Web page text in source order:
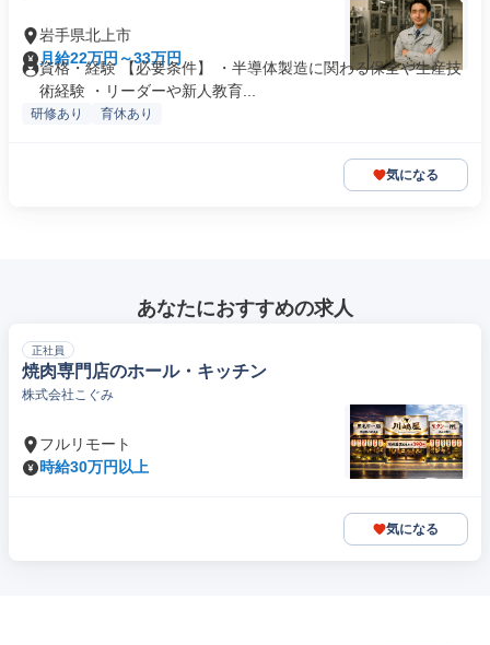
岩手県北上市
月給22万円～33万円
資格・経験 【必要条件】 ・半導体製造に関わる保全や生産技
術経験 ・リーダーや新人教育...
研修あり 育休あり
気になる
あなたにおすすめの求人
正社員
焼肉専門店のホール・キッチン
株式会社こぐみ
フルリモート
時給30万円以上
気になる